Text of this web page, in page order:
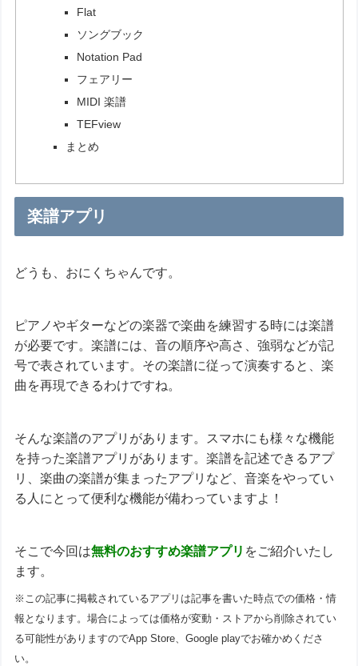
Flat
ソングブック
Notation Pad
フェアリー
MIDI 楽譜
TEFview
まとめ
楽譜アプリ
どうも、おにくちゃんです。
ピアノやギターなどの楽器で楽曲を練習する時には楽譜
が必要です。楽譜には、音の順序や高さ、強弱などが記
号で表されています。その楽譜に従って演奏すると、楽
曲を再現できるわけですね。
そんな楽譜のアプリがあります。スマホにも様々な機能
を持った楽譜アプリがあります。楽譜を記述できるアプ
リ、楽曲の楽譜が集まったアプリなど、音楽をやってい
る人にとって便利な機能が備わっていますよ！
そこで今回は無料のおすすめ楽譜アプリ をご紹介いたし
ます。
※この記事に掲載されているアプリは記事を書いた時点での価格・情
報となります。場合によっては価格が変動・ストアから削除されてい
る可能性がありますのでApp Store、Google playでお確かめくださ
い。